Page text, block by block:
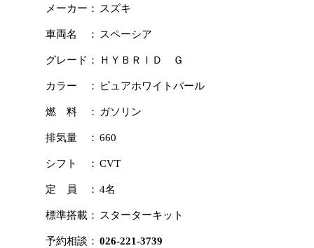
メーカー： スズキ
車両名 ： スペーシア
グレード： ＨＹＢＲＩＤ Ｇ
カラー ： ピュアホワイトパール
燃 料 ： ガソリン
排気量 ： 660
シフト ： CVT
定 員 ： 4名
標準搭載： スターターキット
予約相談： 026-221-3739